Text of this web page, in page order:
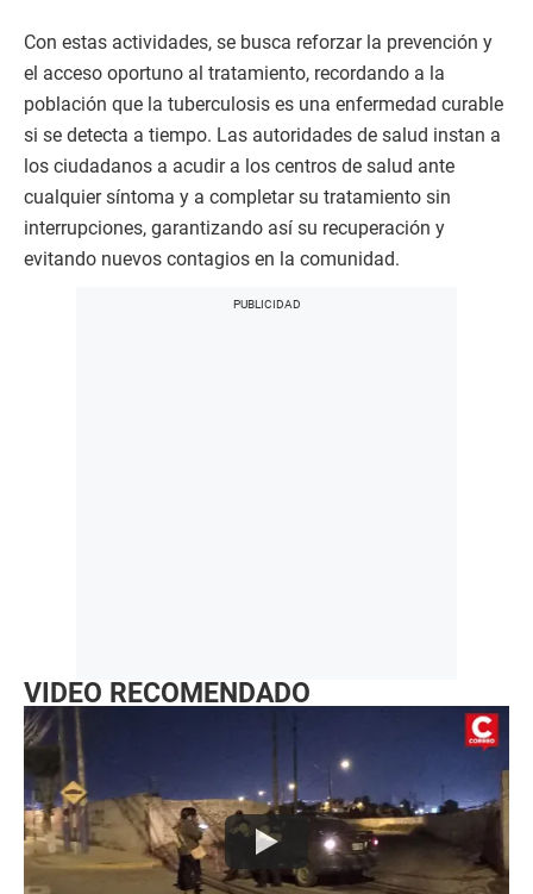
Con estas actividades, se busca reforzar la prevención y
el acceso oportuno al tratamiento, recordando a la
población que la tuberculosis es una enfermedad curable
si se detecta a tiempo. Las autoridades de salud instan a
los ciudadanos a acudir a los centros de salud ante
cualquier síntoma y a completar su tratamiento sin
interrupciones, garantizando así su recuperación y
evitando nuevos contagios en la comunidad.
VIDEO RECOMENDADO